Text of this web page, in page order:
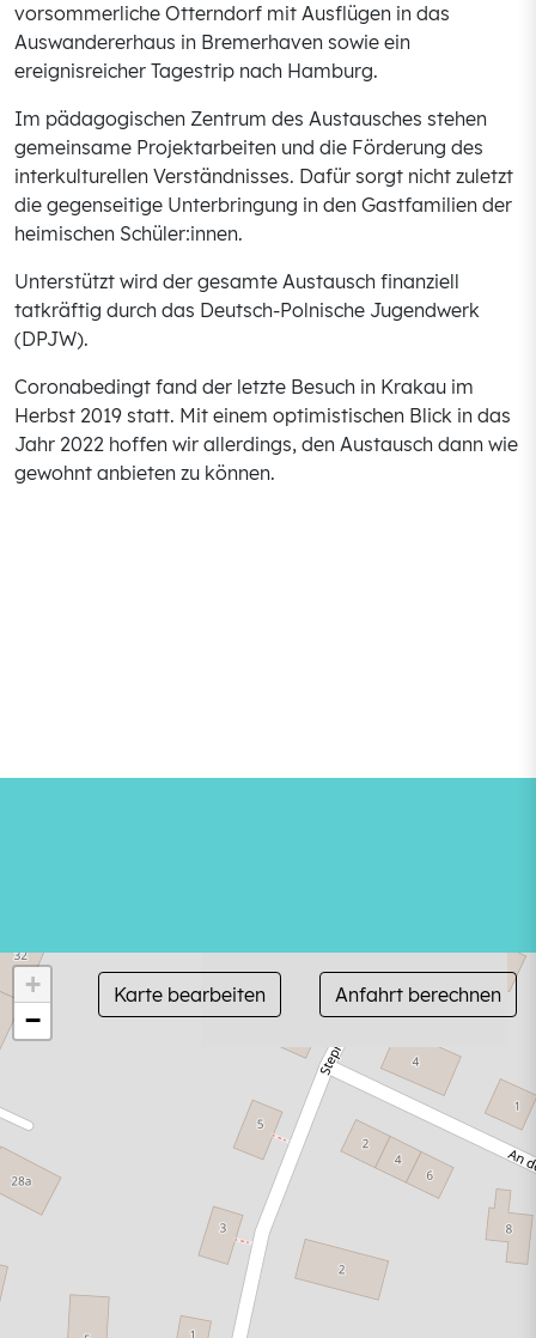
vorsommerliche Otterndorf mit Ausflügen in das
Auswandererhaus in Bremerhaven sowie ein
ereignisreicher Tagestrip nach Hamburg.
Im pädagogischen Zentrum des Austausches stehen
gemeinsame Projektarbeiten und die Förderung des
interkulturellen Verständnisses. Dafür sorgt nicht zuletzt
die gegenseitige Unterbringung in den Gastfamilien der
heimischen Schüler:innen.
Unterstützt wird der gesamte Austausch finanziell
tatkräftig durch das Deutsch-Polnische Jugendwerk
(DPJW).
Coronabedingt fand der letzte Besuch in Krakau im
Herbst 2019 statt. Mit einem optimistischen Blick in das
Jahr 2022 hoffen wir allerdings, den Austausch dann wie
gewohnt anbieten zu können.
+
−
Karte bearbeiten Anfahrt berechnen